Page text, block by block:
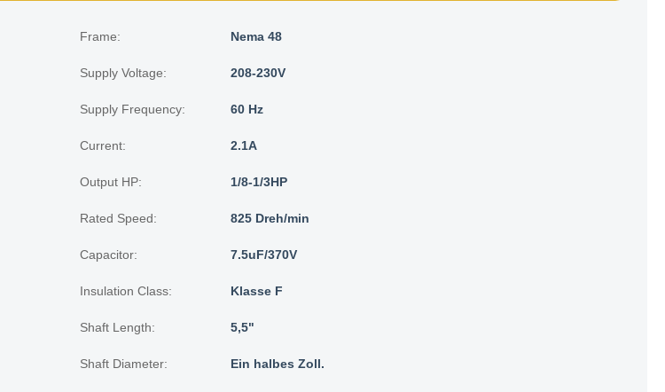
Frame: Nema 48
Supply Voltage: 208-230V
Supply Frequency: 60 Hz
Current: 2.1A
Output HP: 1/8-1/3HP
Rated Speed: 825 Dreh/min
Capacitor: 7.5uF/370V
Insulation Class: Klasse F
Shaft Length: 5,5"
Shaft Diameter: Ein halbes Zoll.